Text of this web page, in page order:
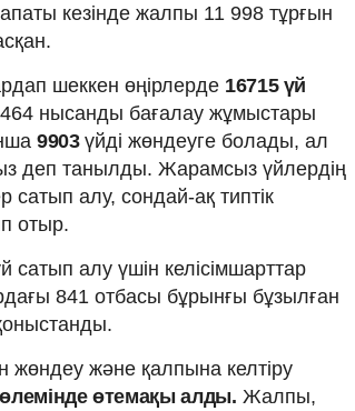
апаты кезінде жалпы 11 998 тұрғын
шеккен өңірлерде 16715 үй
нысанды бағалау жұмыстары
9903үйді жөндеуге болады, ал
деп танылды. Жарамсыз үйлердің
алу, сондай-ақ типтік
отыр.
сатып алу үшін келісімшарттар
841 отбасы бұрынғы бұзылған
жөндеу және қалпына келтіру
өтемақы алды. Жалпы,